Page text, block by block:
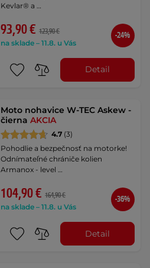
Kevlar® a …
93,90 € 123,90 €
na sklade – 11.8. u Vás
-24%
Detail
Moto nohavice W-TEC Askew -
čiernaAKCIA
4.7 (3)
Pohodlie a bezpečnosť na motorke!
Odnímateľné chrániče kolien
Armanox - level …
104,90 € 164,90 €
na sklade – 11.8. u Vás
-36%
Detail